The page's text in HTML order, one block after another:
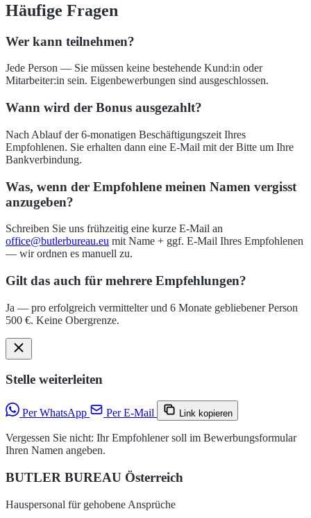
Häufige Fragen
Wer kann teilnehmen?
Jede Person — Sie müssen keine bestehende Kund:in oder
Mitarbeiter:in sein. Eigenbewerbungen sind ausgeschlossen.
Wann wird der Bonus ausgezahlt?
Nach Ablauf der 6-monatigen Beschäftigungszeit Ihres
Empfohlenen. Sie erhalten dann eine E-Mail mit der Bitte um Ihre
Bankverbindung.
Was, wenn der Empfohlene meinen Namen vergisst
anzugeben?
Schreiben Sie uns frühzeitig eine kurze E-Mail an
office@butlerbureau.eu mit Name + ggf. E-Mail Ihres Empfohlenen
— wir ordnen es manuell zu.
Gilt das auch für mehrere Empfehlungen?
Ja — pro erfolgreich vermittelter und 6 Monate gebliebener Person
500 €. Keine Obergrenze.
Stelle weiterleiten
Per WhatsApp Per E-Mail Link kopieren
Vergessen Sie nicht: Ihr Empfohlener soll im Bewerbungsformular
Ihren Namen angeben.
BUTLER BUREAU Österreich
Hauspersonal für gehobene Ansprüche